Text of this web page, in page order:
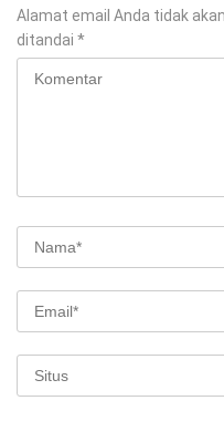
Alamat email Anda tidak
ditandai *